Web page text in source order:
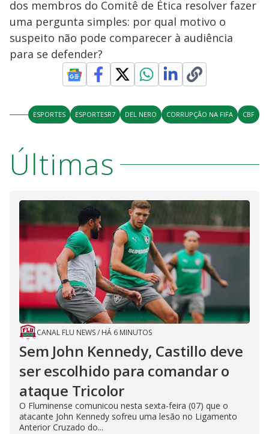
dos membros do Comitê de Ética resolver fazer
uma pergunta simples: por qual motivo o
suspeito não pode comparecer à audiência
para se defender?
ESPORTES ESPORTESR7 DEL NERO CORRUPÇÃO NA FIFA CBF
Últimas
CANAL FLU NEWS/ HÁ 6 MINUTOS
Sem John Kennedy, Castillo deve
ser escolhido para comandar o
ataque Tricolor
O Fluminense comunicou nesta sexta-feira (07) que o
atacante John Kennedy sofreu uma lesão no Ligamento
Anterior Cruzado do...